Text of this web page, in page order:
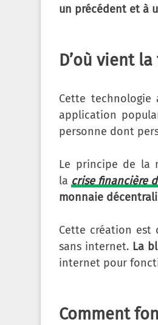
un précédent et à
D’où vient
Cette technologie
application
personne dont
Le principe de la
la crise financière
monnaie
Cette création est
sans internet. La
internet pour
Comment